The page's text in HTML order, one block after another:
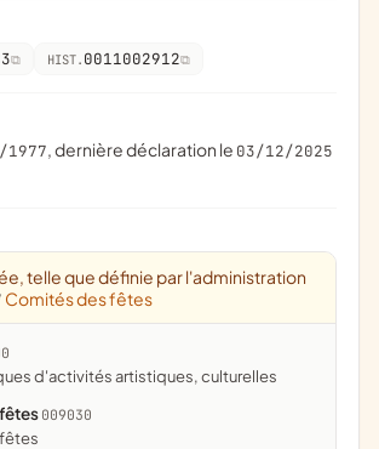
HIST. 0011002912
1977, dernière déclaration le 03/12/2025
telle que définie par l'administration
Comités des fêtes
d'activités artistiques, culturelles
fêtes 009030